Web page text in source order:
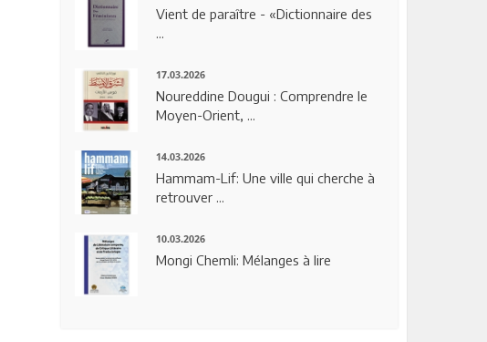
Vient de paraître - «Dictionnaire des
...
17.03.2026
Noureddine Dougui : Comprendre le
Moyen-Orient, ...
14.03.2026
Hammam-Lif: Une ville qui cherche à
retrouver ...
10.03.2026
Mongi Chemli: Mélanges à lire